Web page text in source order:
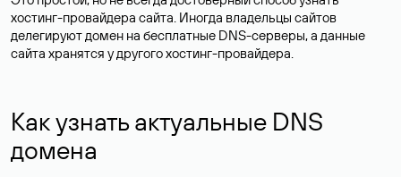
хостинг-провайдера сайта. Иногда владельцы сайтов
делегируют домен на бесплатные DNS-серверы, а данные
сайта хранятся у другого хостинг-провайдера.
Как узнать актуальные DNS
домена